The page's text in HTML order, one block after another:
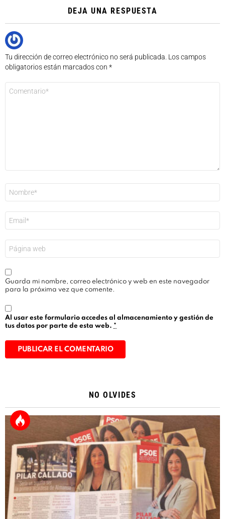
DEJA UNA RESPUESTA
Tu dirección de correo electrónico no será publicada. Los campos
obligatorios están marcados con *
electrónico
*
Guarda mi nombre, correo electrónico y web en este navegador
para la próxima vez que comente.
Al usar este formulario accedes al almacenamiento y gestión de
tus datos por parte de esta web. *
NO OLVIDES